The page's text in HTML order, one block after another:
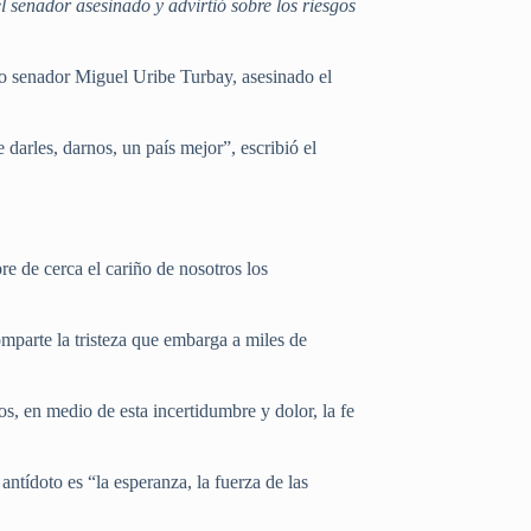
asesinado y advirtió sobre los riesgos
Miguel Uribe Turbay, asesinado el
darnos, un país mejor”, escribió el
de cerca el cariño de nosotros los
la tristeza que embarga a miles de
en medio de esta incertidumbre y dolor, la fe
es “la esperanza, la fuerza de las